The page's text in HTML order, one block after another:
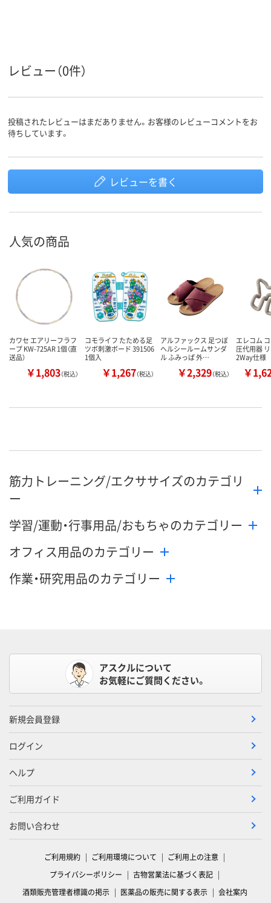
レビュー（0件）
投稿されたレビューはまだありません。お客様のレビューコメントをお
待ちしています。
レビューを書く
人気の商品
カワセ エアリーフラフ
ープ KW-725AR 1個（直
送品）
￥1,803（税込）
コモライフ たためる足
ツボ刺激ボード 391506
1個入
￥1,267（税込）
アルファックス 足つぼ
ヘルシールームサンダ
ル ふみっぱ 外…
￥2,329（税込）
エレコム
圧代用器
2Way仕様
￥
筋力トレーニング/エクササイズのカテゴリ
ー
学習/運動・行事用品/おもちゃのカテゴリー
オフィス用品のカテゴリー
作業・研究用品のカテゴリー
アスクルについて
お気軽にご質問ください。
新規会員登録
ログイン
ヘルプ
ご利用ガイド
お問い合わせ
ご利用規約 ご利用環境について
ご利用上の注意
プライバシーポリシー
古物営業法に基づく表記
酒類販売管理者標識の掲示
医薬品の販売に関する表示 会社案内